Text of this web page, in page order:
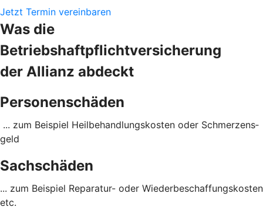
Jetzt Termin vereinbaren
Was die
Betriebshaftpflichtversicherung
der Allianz abdeckt
Personenschäden
... zum Beispiel Heil­behandlungs­kosten oder Schmerzens­
geld
Sachschäden
... zum Beispiel Reparatur- oder Wieder­beschaffungs­kosten
etc.